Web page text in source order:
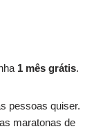
1 mês grátis.
pessoas quiser.
maratonas de